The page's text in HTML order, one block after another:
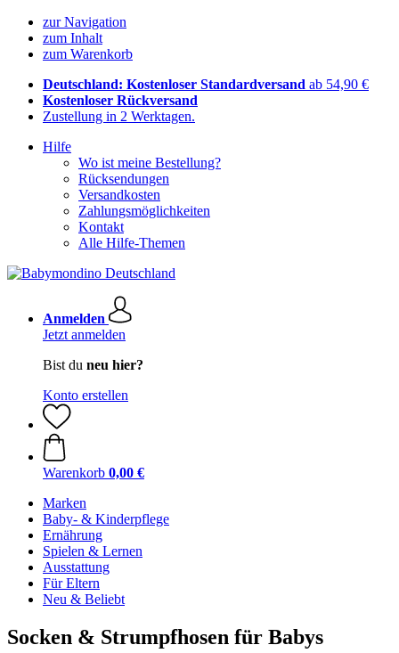
zur Navigation
zum Inhalt
zum Warenkorb
Deutschland: Kostenloser Standardversand ab 54,90 €
Kostenloser Rückversand
Zustellung in 2 Werktagen.
Hilfe
Wo ist meine Bestellung?
Rücksendungen
Versandkosten
Zahlungsmöglichkeiten
Kontakt
Alle Hilfe-Themen
Anmelden
Jetzt anmelden
Bist du neu hier?
Konto erstellen
Warenkorb 0,00 €
Marken
Baby- & Kinderpflege
Ernährung
Spielen & Lernen
Ausstattung
Für Eltern
Neu & Beliebt
Socken & Strumpfhosen für Babys